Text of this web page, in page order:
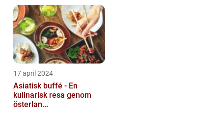
17 april 2024
Asiatisk buffé - En
kulinarisk resa genom
österlan...